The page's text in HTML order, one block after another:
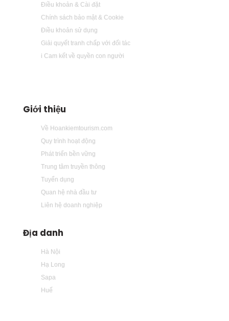
Điều khoản & Cài đặt
Chính sách bảo mật & Cookie
Điều khoản sử dụng
Giải quyết tranh chấp với đối tác
i Cam kết về quyền con người
Giới thiệu
Về Hoankiemtourism.com
Quy trình hoạt động
Phát triển bền vững
Trung tâm truyền thông
Tuyển dụng
Quan hệ nhà đầu tư
Liên hệ doanh nghiệp
Địa danh
Hà Nội
Hạ Long
Sapa
Huế